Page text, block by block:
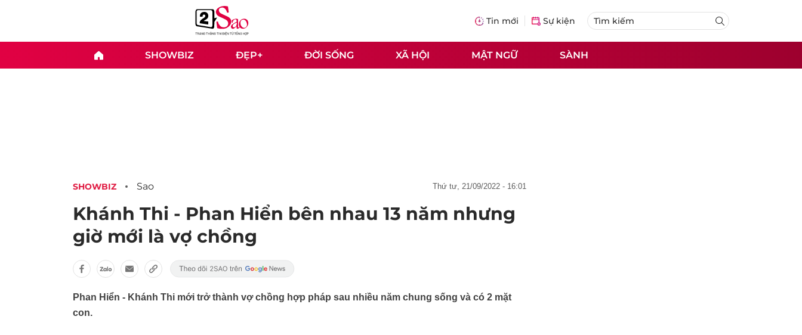
Tin mới Sự kiện
SHOWBIZ ĐẸP+ ĐỜI SỐNG XÃ HỘI MẬT NGỮ SÀNH
SHOWBIZ Sao thứ tư, 21/09/2022 - 16:01
Khánh Thi - Phan Hiển bên nhau 13 năm nhưng
giờ mới là vợ chồng
Phan Hiển - Khánh Thi mới trở thành vợ chồng hợp pháp sau nhiều năm chung sống và có 2 mặt
con.